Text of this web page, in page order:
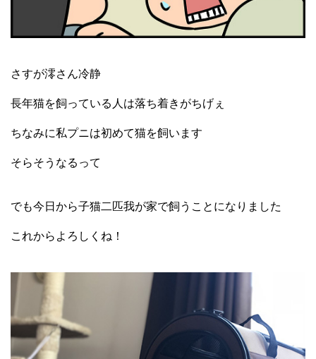
さすが澪さん冷静
長年猫を飼っている人は落ち着きがちげぇ
ちなみに私プニは初めて猫を飼います
そらそうなるって
でも今日から子猫二匹我が家で飼うことになりました
これからよろしくね！